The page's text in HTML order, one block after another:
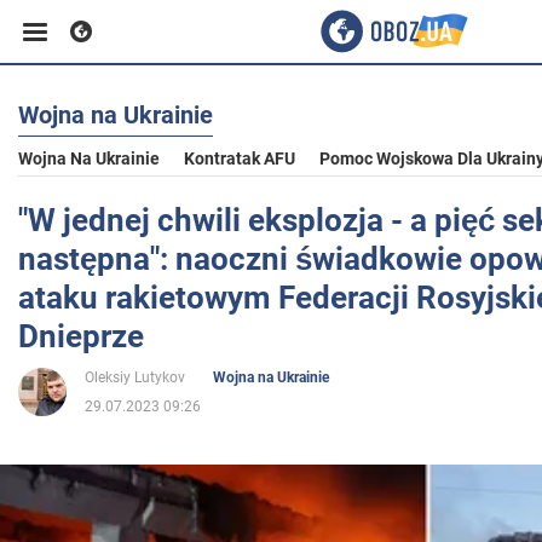
Biznes
Sport
Rozrywka
Życie
Społeczeństwo
Wojna na Ukrainie
Wojna Na Ukrainie Kontratak AFU Pomoc Wojskowa Dla
"W jednej chwili eksplozja - a pięć
następna": naoczni świadkowie
ataku rakietowym Federacji
Dnieprze
Oleksiy Lutykov
Wojna na Ukrainie
29.07.2023 09:26